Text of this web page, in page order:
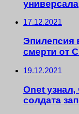
универсала
17.12.2021
Эпилепсия
смерти от
19.12.2021
Onet
солдата